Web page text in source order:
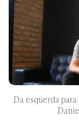
Da esquerda